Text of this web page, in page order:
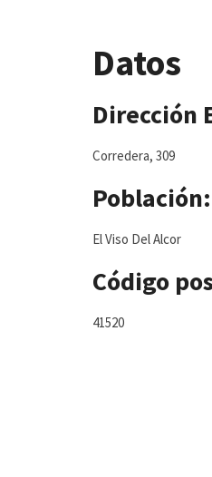
Datos
Dirección
Corredera, 309
Población:
El Viso Del Alcor
Código
41520